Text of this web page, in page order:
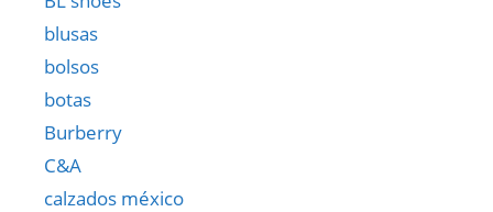
blusas
bolsos
botas
Burberry
C&A
calzados méxico